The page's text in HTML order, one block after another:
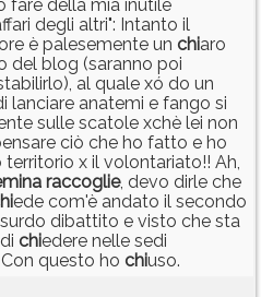
fare della mia inutile
degli altri": Intanto il
è palesemente un chiaro
del blog (saranno poi
al quale xó do un
lanciare anatemi e fango si
sulle scatole xchè lei non
ciò che ho fatto e ho
x il volontariato!! Ah,
raccoglie, devo dirle che
ede com'è andato il secondo
dibattito e visto che sta
chiedere nelle sedi
questo ho chiuso.